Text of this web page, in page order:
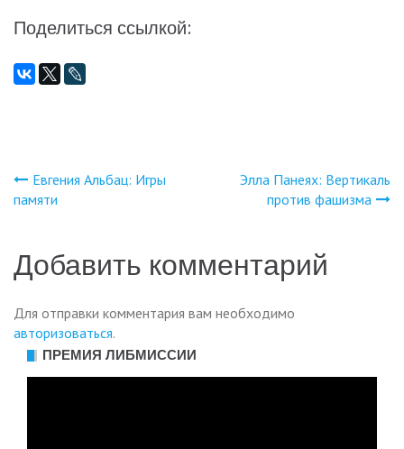
Поделиться ссылкой:
Навигация
записям
Евгения Альбац: Игры
памяти
Элла Панеях: Вертикаль
против фашизма
Добавить комментарий
Для отправки комментария вам необходимо
авторизоваться.
ПРЕМИЯ ЛИБМИССИИ